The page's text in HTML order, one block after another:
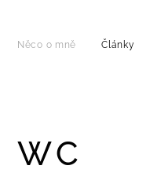
Něco o mně Články
WC